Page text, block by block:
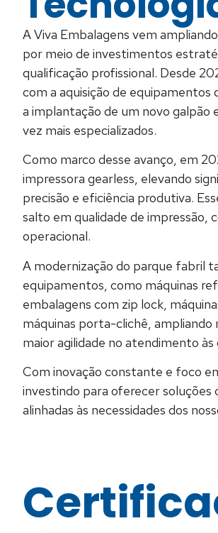
A Viva Embalagens vem
por meio de investimentos
qualificação profissional. Desde
com a aquisição de
a implantação de um novo galpão
vez mais especializados.
Como marco desse avanço, em
impressora gearless, elevando
precisão e eficiência produtiva.
salto em qualidade de
operacional.
A modernização do parque fabril
equipamentos, como máquinas
embalagens com zip lock,
máquinas porta-clichê,
maior agilidade no atendimento
Com inovação constante e foco
investindo para oferecer soluções
alinhadas às necessidades dos